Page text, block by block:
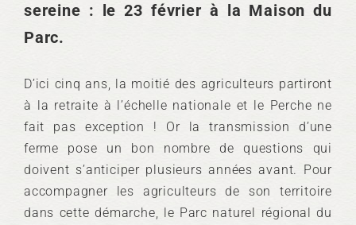
sereine : le 23 février à la Maison du
Parc.
D’ici cinq ans, la moitié des agriculteurs partiront
à la retraite à l’échelle nationale et le Perche ne
fait pas exception ! Or la transmission d’une
ferme pose un bon nombre de questions qui
doivent s’anticiper plusieurs années avant. Pour
accompagner les agriculteurs de son territoire
dans cette démarche, le Parc naturel régional du